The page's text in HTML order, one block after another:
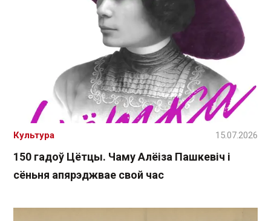
150 гадоў Цётцы. Чаму Алёіза Пашкевіч і
сёньня апярэджвае свой час
Культура 15.07.2026